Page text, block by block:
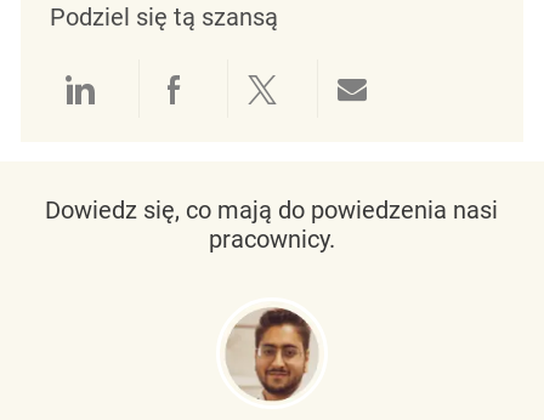
Podziel się tą szansą
Udostępnianie przez LinkedIn
Udostępnianie przez
Udostępnij przez
Dowiedz się, co mają do powiedzenia nasi
pracownicy.